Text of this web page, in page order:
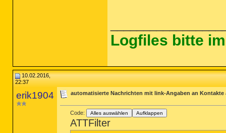
Logfiles bitte
10.02.2016,
22:37
erik1904 automatisierte Nachrichten mit link-Angaben an
Code: Alles auswählen Aufklappen
ATTFilter